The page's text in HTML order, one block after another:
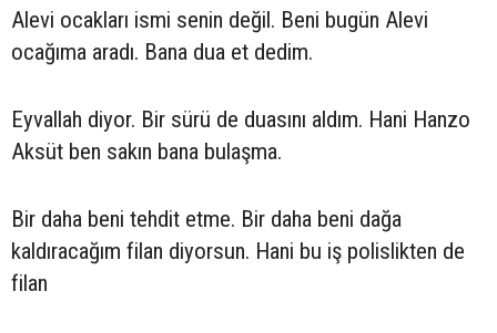
Alevi ocakları ismi senin değil. Beni bugün Alevi
ocağıma aradı. Bana dua et dedim.
Eyvallah diyor. Bir sürü de duasını aldım. Hani Hanzo
Aksüt ben sakın bana bulaşma.
Bir daha beni tehdit etme. Bir daha beni dağa
kaldıracağım filan diyorsun. Hani bu iş polislikten de
filan